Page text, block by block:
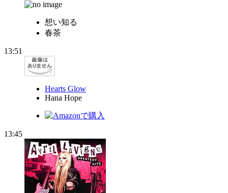
想い知る
春茶
13:51
Hearts Glow
Hana Hope
13:45